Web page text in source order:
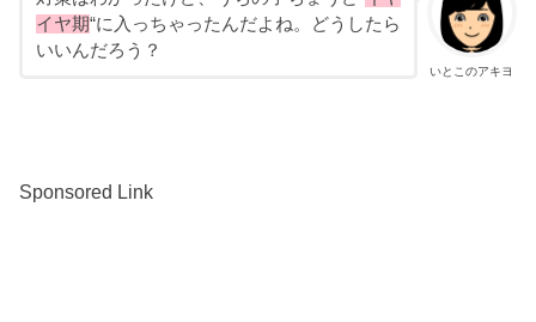
いとこのアキヨ
イヤ期“に入っちゃったんだよね。どうしたら
いいんだろう？
Sponsored Link